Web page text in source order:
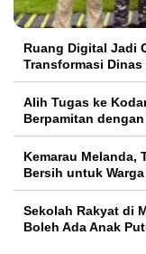
Ruang Digital Jadi
Transformasi Dinas
Alih Tugas ke
Berpamitan
Kemarau Melanda,
Bersih untuk
Sekolah Rakyat di
Boleh Ada Anak